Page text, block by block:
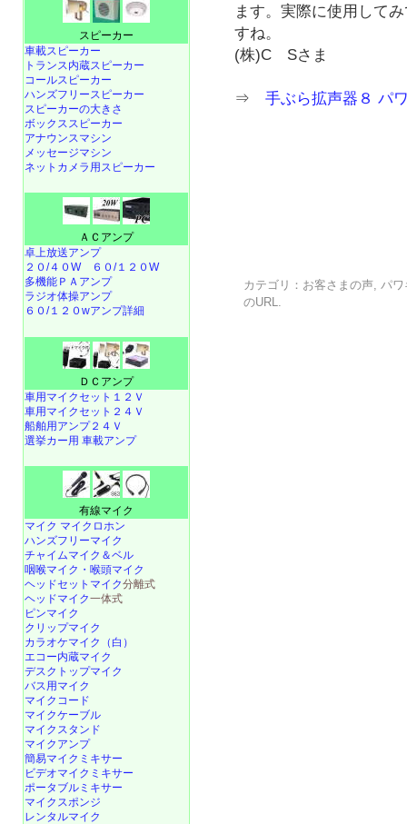
ます。実際に使用して
すね。
(株)C Sさま
⇒手ぶら拡声器８ パ
カテゴリ： お客さまの声,パワ
のURL.
スピーカー
車載スピーカー
トランス内蔵スピーカー
コールスピーカー
ハンズフリースピーカー
スピーカーの大きさ
ボックススピーカー
アナウンスマシン
メッセージマシン
ネットカメラ用スピーカー
ＡＣアンプ
卓上放送アンプ
２０/４０W
６０/１２０W
多機能ＰＡアンプ
ラジオ体操アンプ
６０/１２０wアンプ詳細
ＤＣアンプ
車用マイクセット１２Ｖ
車用マイクセット２４Ｖ
船舶用アンプ２４Ｖ
選挙カー用 車載アンプ
有線マイク
マイク マイクロホン
ハンズフリーマイク
チャイムマイク＆ベル
咽喉マイク・喉頭マイク
ヘッドセットマイク分離式
ヘッドマイク一体式
ピンマイク
クリップマイク
カラオケマイク（白）
エコー内蔵マイク
デスクトップマイク
バス用マイク
マイクコード
マイクケーブル
マイクスタンド
マイクアンプ
簡易マイクミキサー
ビデオマイクミキサー
ポータブルミキサー
マイクスポンジ
レンタルマイク